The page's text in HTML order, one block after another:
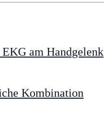
am Handgelenk
Kombination